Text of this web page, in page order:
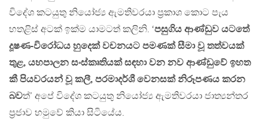
විදේශ කටයුතු නියෝජ්‍ය ඇමතිවරයා ප‍්‍රකාශ කොට පැය
හතළිස් අටක් ඉක්ම යාමටත් කලිනි. ‘පසුගිය ආණ්ඩුව යටතේ
දූෂණ-විරෝධය හුදෙක් වචනයට පමණක් සීමා වූ තත්වයක්
තුළ, යහපාලන සංස්කෘතියක් සඳහා වන නව ආණ්ඩුවේ ඉහත
කී පියවරයන් වූ කලී, පරමාදර්ශී වෙනසක් නිරූපණය කරන
බවත්’ අපේ විදේශ කටයුතු නියෝජ්‍ය ඇමතිවරයා ජාත්‍යන්තර
ප‍්‍රජාව හමුවේ කියා සිටියේය.